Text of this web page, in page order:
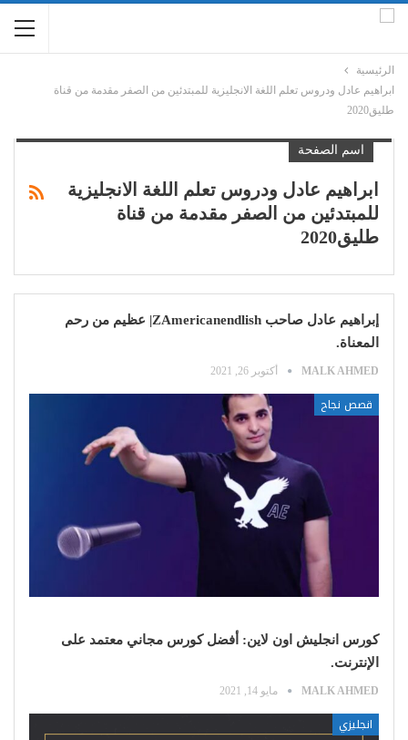
الرئيسية
ابراهيم عادل ودروس تعلم اللغة الانجليزية للمبتدئين من الصفر مقدمة من قناة
طليق2020
اسم الصفحة
ابراهيم عادل ودروس تعلم اللغة الانجليزية
للمبتدئين من الصفر مقدمة من قناة
طليق2020
إبراهيم عادل صاحب ZAmericanendlish| عظيم من رحم
المعناة.
MALK AHMED أكتوبر 26, 2021
قصص نجاح
كورس انجليش اون لاين: أفضل كورس مجاني معتمد على
الإنترنت.
MALK AHMED مايو 14, 2021
انجليزي